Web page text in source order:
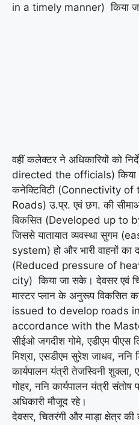
in a timely manner) किया
वहीं कलेक्टर ने अधिकारियों को
directed the officials) किया
कनेक्टिविटी (Connectivity
Roads) उ.प्र. एवं छग. की
विकसित (Developed up to
जिससे यातायात व्यवस्था सुगम
system) हो और भारी वाहनों का
(Reduced pressure of
city) किया जा सके। देवसर एवं
मास्टर प्लान के अनुरूप विकसित
issued to develop roads
accordance with the
सीईओ जगदीश गोमे, एडीएम पीएस
मिश्रा, एसडीएम सुरेश जाधव, ननि
कार्यपालन यंत्री तेजस्विनी शुक्ला,
गोहर, ननि कार्यपालन यंत्री संतोष
अधिकारी मौजूद रहे।
देवसर, चितरंगी और माड़ा क्षेत्र